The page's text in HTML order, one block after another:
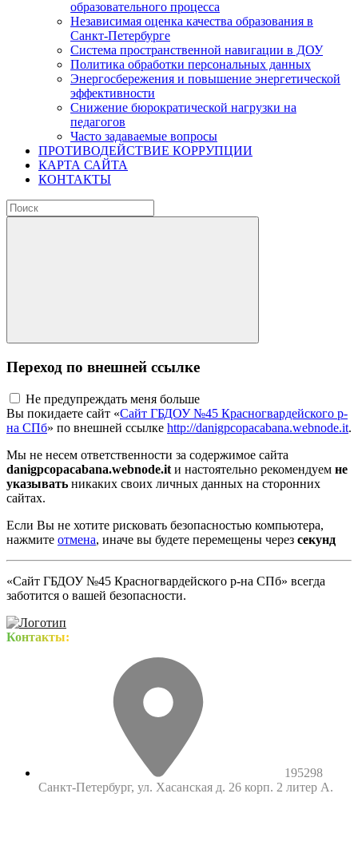
образовательного процесса
Независимая оценка качества образования в
Санкт-Петербурге
Система пространственной навигации в ДОУ
Политика обработки персональных данных
Энергосбережения и повышение энергетической
эффективности
Снижение бюрократической нагрузки на
педагогов
Часто задаваемые вопросы
ПРОТИВОДЕЙСТВИЕ КОРРУПЦИИ
КАРТА САЙТА
КОНТАКТЫ
Переход по внешней ссылке
Не предупреждать меня больше
Вы покидаете сайт «Сайт ГБДОУ №45 Красногвардейского р-
на СПб» по внешней ссылке http://danigpcopacabana.webnode.it.
Мы не несем ответственности за содержимое сайта
danigpcopacabana.webnode.itи настоятельно рекомендуем не
указывать никаких своих личных данных на сторонних
сайтах.
Если Вы не хотите рисковать безопасностью компьютера,
нажмите отмена, иначе вы будете перемещены через секунд
«Сайт ГБДОУ №45 Красногвардейского р-на СПб» всегда
заботится о вашей безопасности.
Контакты:
195298
Санкт-Петербург, ул. Хасанская д. 26 корп. 2 литер А.